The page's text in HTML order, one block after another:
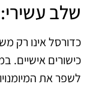
שלב עשירי:
כדורסל אינו רק
כישורים אישיים.
לשפר את